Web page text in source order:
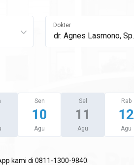
Dokter
Sen
10
Agu
Sel
11
Agu
Rab
12
Agu
kami di 0811-1300-9840.